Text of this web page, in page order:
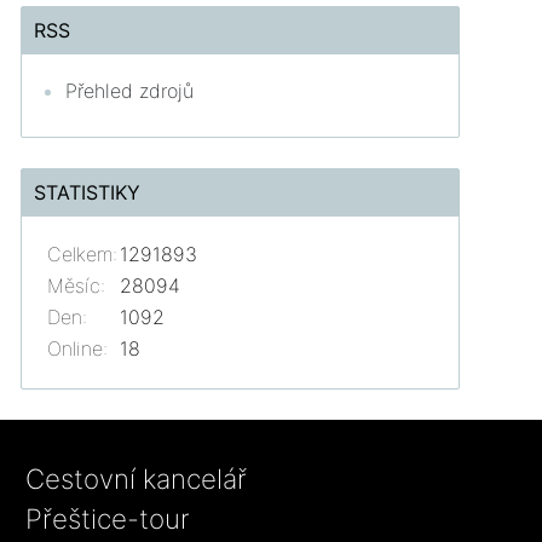
RSS
Přehled zdrojů
STATISTIKY
Online: 18
Celkem: 1291893
Měsíc:
28094
Den:
1092
Cestovní kancelář
Přeštice-tour